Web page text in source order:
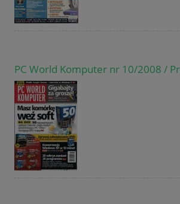
PC World Komputer nr 10/2008 /